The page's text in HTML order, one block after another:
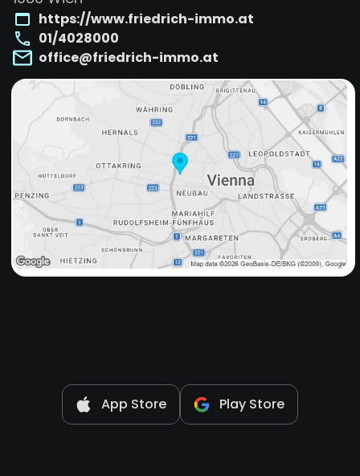
https://www.friedrich-immo.at
01/4028000
office@friedrich-immo.at
App Store Play Store